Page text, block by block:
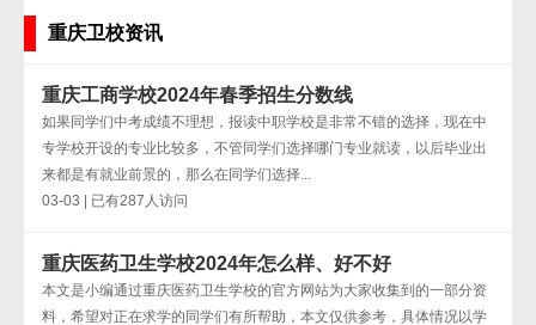
重庆卫校资讯
重庆工商学校2024年春季招生分数线
如果同学们中考成绩不理想，报读中职学校是非常不错的选择，现在中
专学校开设的专业比较多，不管同学们选择哪门专业就读，以后毕业出
来都是有就业前景的，那么在同学们选择...
03-03 | 已有287人访问
重庆医药卫生学校2024年怎么样、好不好
本文是小编通过重庆医药卫生学校的官方网站为大家收集到的一部分资
料，希望对正在求学的同学们有所帮助，本文仅供参考，具体情况以学